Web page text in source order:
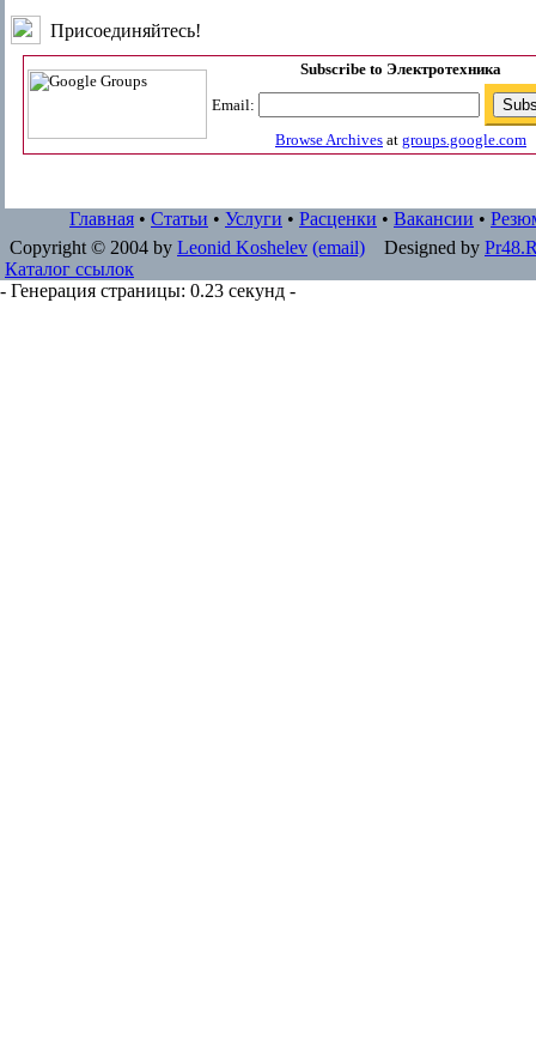
Присоединяйтесь!
Subscribe to Электротехника
Email:
Browse Archives at groups.google.com
Главная • Статьи • Услуги • Расценки • Вакансии •
Copyright © 2004 by Leonid Koshelev (email) Designed by
Каталог ссылок
- Генерация страницы: 0.23 секунд -